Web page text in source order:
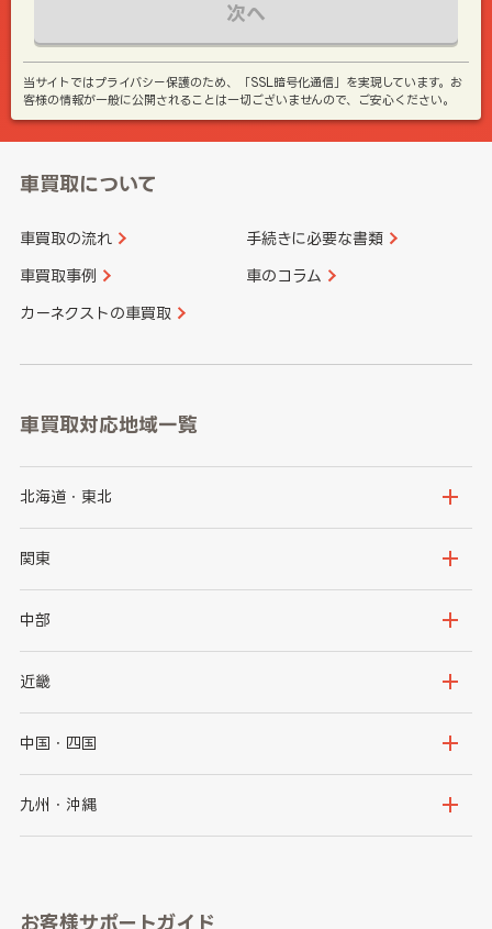
次へ
当サイトではプライバシー保護のため、「SSL暗号化通信」を実現しています。お
客様の情報が一般に公開されることは一切ございませんので、ご安心ください。
車買取について
車買取の流れ 手続きに必要な書類
車買取事例 車のコラム
カーネクストの車買取
車買取対応地域一覧
北海道・東北
北海道
岩手県
秋田県
関東
茨城県
群馬県
千葉県
中部
新潟県
石川県
山梨県
愛知県
近畿
大阪府
京都府
和歌山県
中国・四国
鳥取県
山口県
九州・沖縄
長崎県
お客様サポートガイド